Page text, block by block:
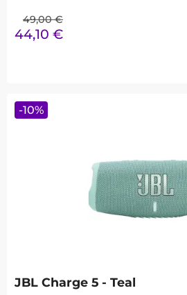
49,00 €
44,10 €
JBL Charge 5 - Teal
-10%